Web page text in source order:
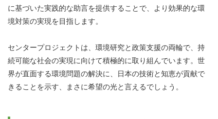
に基づいた実践的な助言を提供することで、より効果的な環
境対策の実現を目指します。
センタープロジェクトは、環境研究と政策支援の両輪で、持
続可能な社会の実現に向けて積極的に取り組んでいます。世
界が直面する環境問題の解決に、日本の技術と知恵が貢献で
きることを示す、まさに希望の光と言えるでしょう。